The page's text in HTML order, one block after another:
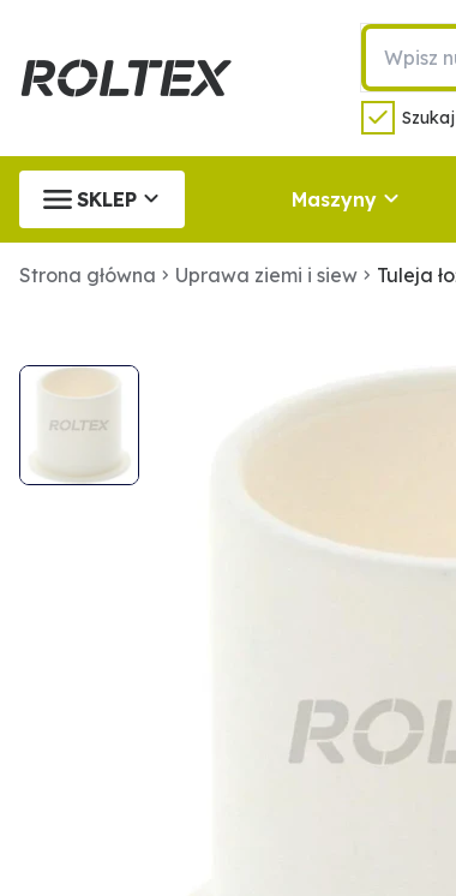
SKLEP Maszyny
Strona główna Uprawa ziemi i siew Tuleja